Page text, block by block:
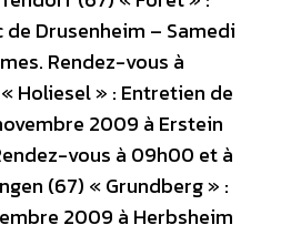
Drusenheim – Samedi
Rendez-vous à
Holiesel » : Entretien de
2009 à Erstein
vous à 09h00 et à
(67) « Grundberg » :
2009 à Herbsheim